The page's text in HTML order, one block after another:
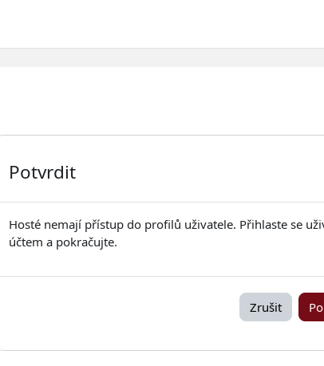
Potvrdit
Hosté nemají přístup do profilů uživatele. Přihlaste se
účtem a pokračujte.
Zrušit